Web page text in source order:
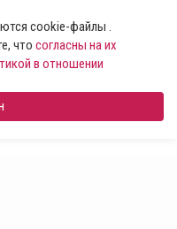
cookie-файлы .
что согласны на их
в отношении